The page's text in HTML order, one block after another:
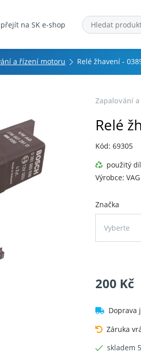
přejít na SK e-shop
a řízení motoru Relé žhavení -
Zapalování
Relé
Kód: 69305
použitý díl
Výrobce: VAG
Značka
Vyberte
200 Kč
Doprava
Záruka
skladem